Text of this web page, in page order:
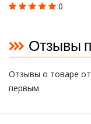
0
Отзывы
Отзывы о товаре
первым